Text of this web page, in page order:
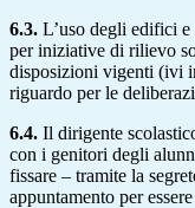
6.3. L’uso degli edifici e
per iniziative di rilievo
disposizioni vigenti (ivi
riguardo per le
6.4. Il dirigente
con i genitori degli
fissare – tramite la
appuntamento per